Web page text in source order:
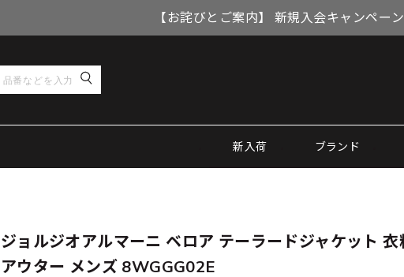
【お詫びとご案内】 新規入会キャンペ
新入荷 ブランド
ジョルジオアルマーニ ベロア テーラードジャケット 衣
アウター メンズ 8WGGG02E